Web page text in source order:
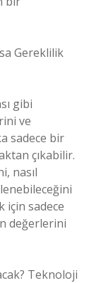
Gereklilik
gibi
ve
sadece bir
çıkabilir.
nasıl
için sadece
değerlerini
Teknoloji